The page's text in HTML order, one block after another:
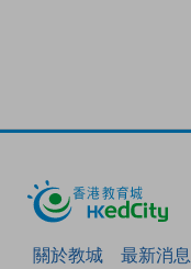
關於教城 最新消息